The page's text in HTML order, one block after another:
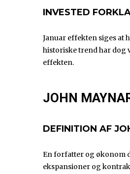
INVESTED
Januar effekten siges at
historiske trend har dog
effekten.
JOHN
DEFINITION AF
En forfatter og økonom
ekspansioner og